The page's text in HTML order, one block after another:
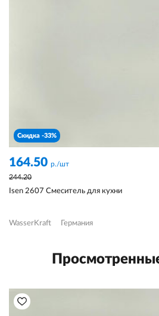
Скидка -33%
164.50 р./шт
244.20
Isen 2607 Смеситель для кухни
WasserKraft Германия